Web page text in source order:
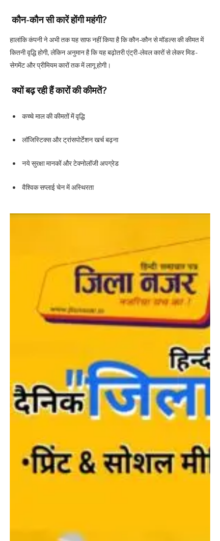
कौन-कौन सी कारें होंगी महंगी?
हालांकि कंपनी ने अभी तक यह साफ नहीं किया है कि कौन-कौन से मॉडल्स की कीमत में
कितनी वृद्धि होगी, लेकिन अनुमान है कि यह बढ़ोतरी एंट्री-लेवल कारों से लेकर मिड-
सेगमेंट और प्रीमियम कारों तक में लागू होगी।
क्यों बढ़ रही हैं कारों की कीमतें?
कच्चे माल की कीमतों में वृद्धि
लॉजिस्टिक्स और ट्रांसपोर्टेशन खर्च बढ़ना
नये सुरक्षा मानकों और टेक्नोलॉजी अपग्रेड
वैश्विक सप्लाई चेन में अस्थिरता